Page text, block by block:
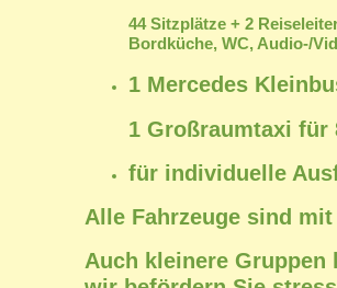
44 Sitzplätze + 2
Bordküche, WC, Audio-/
1 Mercedes
1 Großraumtaxi für
für individuelle
Alle Fahrzeuge sind
Auch kleinere